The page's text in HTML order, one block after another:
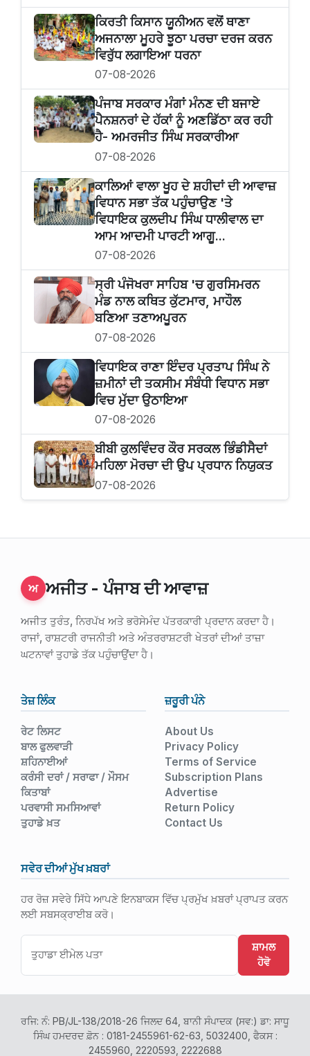
ਕਿਰਤੀ ਕਿਸਾਨ ਯੂਨੀਅਨ ਵਲੋਂ ਥਾਣਾ
ਅਜਨਾਲਾ ਮੂਹਰੇ ਝੂਠਾ ਪਰਚਾ ਦਰਜ ਕਰਨ
ਵਿਰੁੱਧ ਲਗਾਇਆ ਧਰਨਾ
07-08-2026
ਪੰਜਾਬ ਸਰਕਾਰ ਮੰਗਾਂ ਮੰਨਣ ਦੀ ਬਜਾਏ
ਪੈਨਸ਼ਨਰਾਂ ਦੇ ਹੱਕਾਂ ਨੂੰ ਅਣਡਿੱਠਾ ਕਰ ਰਹੀ
ਹੈ- ਅਮਰਜੀਤ ਸਿੰਘ ਸਰਕਾਰੀਆ
07-08-2026
ਕਾਲਿਆਂ ਵਾਲਾ ਖੂਹ ਦੇ ਸ਼ਹੀਦਾਂ ਦੀ ਆਵਾਜ਼
ਵਿਧਾਨ ਸਭਾ ਤੱਕ ਪਹੁੰਚਾਉਣ 'ਤੇ
ਵਿਧਾਇਕ ਕੁਲਦੀਪ ਸਿੰਘ ਧਾਲੀਵਾਲ ਦਾ
ਆਮ ਆਦਮੀ ਪਾਰਟੀ ਆਗੂ...
07-08-2026
ਸ੍ਰੀ ਪੰਜੋਖਰਾ ਸਾਹਿਬ 'ਚ ਗੁਰਸਿਮਰਨ
ਮੰਡ ਨਾਲ ਕਥਿਤ ਕੁੱਟਮਾਰ, ਮਾਹੌਲ
ਬਣਿਆ ਤਣਾਅਪੂਰਨ
07-08-2026
ਵਿਧਾਇਕ ਰਾਣਾ ਇੰਦਰ ਪ੍ਰਤਾਪ ਸਿੰਘ ਨੇ
ਜ਼ਮੀਨਾਂ ਦੀ ਤਕਸੀਮ ਸੰਬੰਧੀ ਵਿਧਾਨ ਸਭਾ
ਵਿਚ ਮੁੱਦਾ ਉਠਾਇਆ
07-08-2026
ਬੀਬੀ ਕੁਲਵਿੰਦਰ ਕੌਰ ਸਰਕਲ ਭਿੰਡੀਸੈਦਾਂ
ਮਹਿਲਾ ਮੋਰਚਾ ਦੀ ਉਪ ਪ੍ਰਧਾਨ ਨਿਯੁਕਤ
07-08-2026
ਅ ਅਜੀਤ - ਪੰਜਾਬ ਦੀ ਆਵਾਜ਼
ਅਜੀਤ ਤੁਰੰਤ, ਨਿਰਪੱਖ ਅਤੇ ਭਰੋਸੇਮੰਦ ਪੱਤਰਕਾਰੀ ਪ੍ਰਦਾਨ ਕਰਦਾ ਹੈ।
ਰਾਜਾਂ, ਰਾਸ਼ਟਰੀ ਰਾਜਨੀਤੀ ਅਤੇ ਅੰਤਰਰਾਸ਼ਟਰੀ ਖੇਤਰਾਂ ਦੀਆਂ ਤਾਜ਼ਾ
ਘਟਨਾਵਾਂ ਤੁਹਾਡੇ ਤੱਕ ਪਹੁੰਚਾਉਂਦਾ ਹੈ।
ਤੇਜ਼ ਲਿੰਕ
ਰੇਟ ਲਿਸਟ
ਬਾਲ ਫੁਲਵਾੜੀ
ਸ਼ਹਿਨਾਈਆਂ
ਕਰੰਸੀ ਦਰਾਂ / ਸਰਾਫਾ / ਮੌਸਮ
ਕਿਤਾਬਾਂ
ਪਰਵਾਸੀ ਸਮਸਿਆਵਾਂ
ਤੁਹਾਡੇ ਖ਼ਤ
ਜ਼ਰੂਰੀ ਪੰਨੇ
About Us
Privacy Policy
Terms of Service
Subscription Plans
Advertise
Return Policy
Contact Us
ਸਵੇਰ ਦੀਆਂ ਮੁੱਖ ਖ਼ਬਰਾਂ
ਹਰ ਰੋਜ਼ ਸਵੇਰੇ ਸਿੱਧੇ ਆਪਣੇ ਇਨਬਾਕਸ ਵਿੱਚ ਪ੍ਰਮੁੱਖ ਖ਼ਬਰਾਂ ਪ੍ਰਾਪਤ ਕਰਨ
ਲਈ ਸਬਸਕ੍ਰਾਈਬ ਕਰੋ।
ਸ਼ਾਮਲ
ਹੋਵੋ
ਰਜਿ: ਨੰ: PB/JL-138/2018-26 ਜਿਲਦ 64, ਬਾਨੀ ਸੰਪਾਦਕ (ਸਵ:) ਡਾ: ਸਾਧੂ
ਸਿੰਘ ਹਮਦਰਦ ਫ਼ੋਨ : 0181-2455961-62-63, 5032400, ਫੈਕਸ :
2455960, 2220593, 2222688